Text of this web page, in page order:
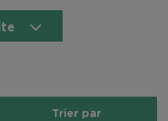
France est préparé à…
et sa recharge, que
Trier par